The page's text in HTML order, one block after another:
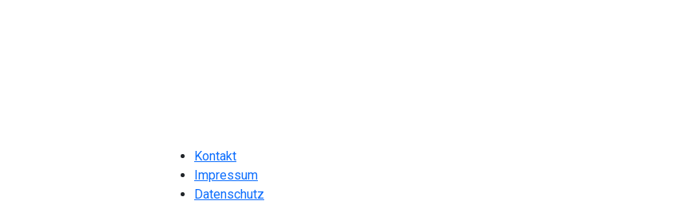
𝐒𝐭𝐢𝐧𝐠𝐫𝐚𝐲 𝐌𝐚𝐬𝐭𝐞𝐫𝐬 𝟐𝟎𝟐𝟒 …🎯🏆
Kontakt
Impressum
Datenschutz